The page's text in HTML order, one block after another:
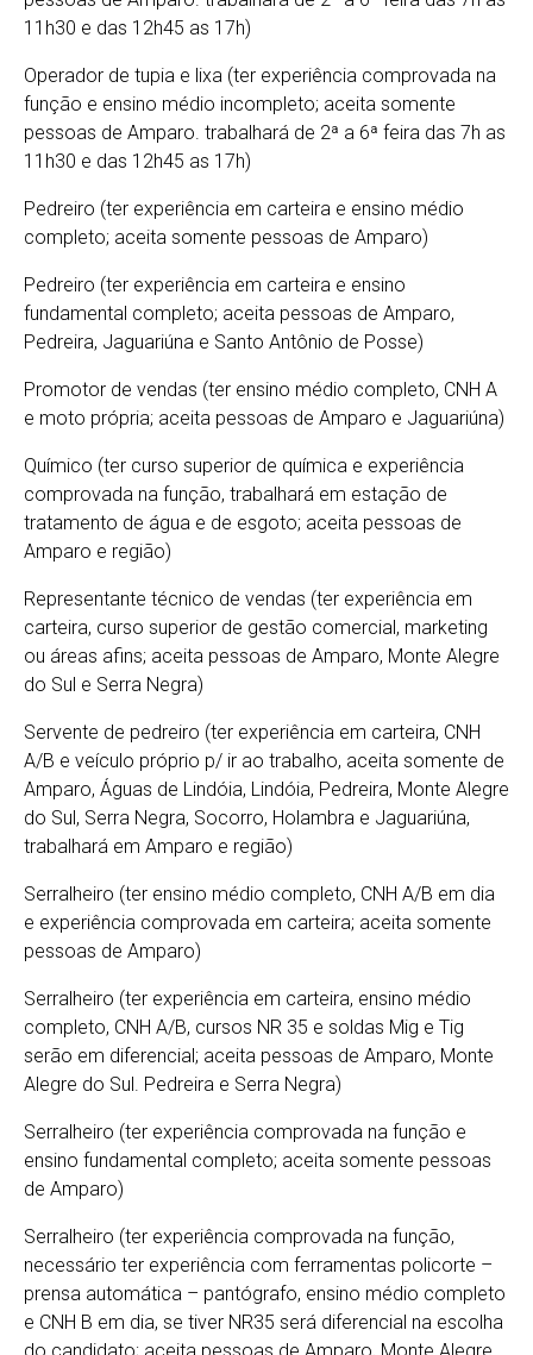
11h30 e das 12h45 as 17h)
Operador de tupia e lixa (ter experiência comprovada na
função e ensino médio incompleto; aceita somente
pessoas de Amparo. trabalhará de 2ª a 6ª feira das 7h as
11h30 e das 12h45 as 17h)
Pedreiro (ter experiência em carteira e ensino médio
completo; aceita somente pessoas de Amparo)
Pedreiro (ter experiência em carteira e ensino
fundamental completo; aceita pessoas de Amparo,
Pedreira, Jaguariúna e Santo Antônio de Posse)
Promotor de vendas (ter ensino médio completo, CNH A
e moto própria; aceita pessoas de Amparo e Jaguariúna)
Químico (ter curso superior de química e experiência
comprovada na função, trabalhará em estação de
tratamento de água e de esgoto; aceita pessoas de
Amparo e região)
Representante técnico de vendas (ter experiência em
carteira, curso superior de gestão comercial, marketing
ou áreas afins; aceita pessoas de Amparo, Monte Alegre
do Sul e Serra Negra)
Servente de pedreiro (ter experiência em carteira, CNH
A/B e veículo próprio p/ ir ao trabalho, aceita somente de
Amparo, Águas de Lindóia, Lindóia, Pedreira, Monte Alegre
do Sul, Serra Negra, Socorro, Holambra e Jaguariúna,
trabalhará em Amparo e região)
Serralheiro (ter ensino médio completo, CNH A/B em dia
e experiência comprovada em carteira; aceita somente
pessoas de Amparo)
Serralheiro (ter experiência em carteira, ensino médio
completo, CNH A/B, cursos NR 35 e soldas Mig e Tig
serão em diferencial; aceita pessoas de Amparo, Monte
Alegre do Sul. Pedreira e Serra Negra)
Serralheiro (ter experiência comprovada na função e
ensino fundamental completo; aceita somente pessoas
de Amparo)
Serralheiro (ter experiência comprovada na função,
necessário ter experiência com ferramentas policorte –
prensa automática – pantógrafo, ensino médio completo
e CNH B em dia, se tiver NR35 será diferencial na escolha